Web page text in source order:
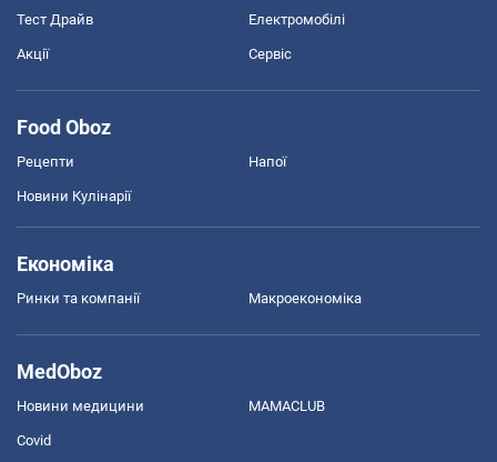
Тест Драйв Електромобілі
Акції Сервіс
Food Oboz
Рецепти Напої
Новини Кулінарії
Економіка
Ринки та компанії Макроекономіка
MedOboz
Новини медицини MAMACLUB
Covid